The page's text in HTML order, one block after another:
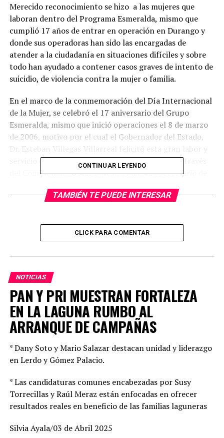
Merecido reconocimiento se hizo a las mujeres que
laboran dentro del Programa Esmeralda, mismo que
cumplió 17 años de entrar en operación en Durango y
donde sus operadoras han sido las encargadas de
atender a la ciudadanía en situaciones difíciles y sobre
todo han ayudado a contener casos graves de intento de
suicidio, de violencia contra la mujer o familia.
En el marco de la conmemoración del Día Internacional
de la Mujer, se celebró el 17 aniversario del Grupo
Esmeralda, mismo que inició operaciones el 8 de marzo
de 2006, motivo por el cual el Gobernador del Estado,
servicio que prestan a la sociedad de Durango, a través
del Comisionado Oscar Galván Villarreal, Secretario de
la Presidenta del Voluntariado de la SSP, Lic. Magda
Las 24 horas del día, los 365 días del año, siempre están
en servicio las operadoras del Grupo Esmeralda,
emergencia, casos de violencia en contra de las mujeres
o de la familia, orientando y brindando ayuda de
emergencia para evitar que las cosas pasen mayores,
y orientar aquellas personas que se encuentran en crisis
CONTINUAR LEYENDO
TAMBIÉN TE PUEDE INTERESAR
CLICK PARA COMENTAR
NOTICIAS
PAN Y PRI MUESTRAN FORTALEZA
EN LA LAGUNA RUMBO AL
ARRANQUE DE CAMPAÑAS
* Dany Soto y Mario Salazar destacan unidad y liderazgo
en Lerdo y Gómez Palacio.
* Las candidaturas comunes encabezadas por Susy
Torrecillas y Raúl Meraz están enfocadas en ofrecer
resultados reales en beneficio de las familias laguneras
Silvia Ayala/03 de Abril 2025